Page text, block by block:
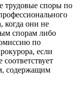
трудовые споры по
когда они не
спорам либо
по
если
содержащим